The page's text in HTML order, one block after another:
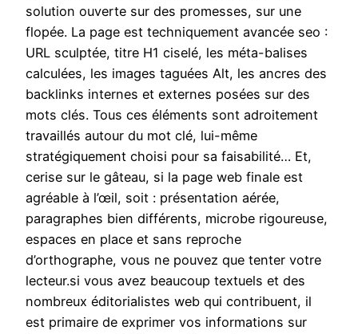
solution ouverte sur des promesses, sur une
flopée. La page est techniquement avancée seo :
URL sculptée, titre H1 ciselé, les méta-balises
calculées, les images taguées Alt, les ancres des
backlinks internes et externes posées sur des
mots clés. Tous ces éléments sont adroitement
travaillés autour du mot clé, lui-même
stratégiquement choisi pour sa faisabilité… Et,
cerise sur le gâteau, si la page web finale est
agréable à l’œil, soit : présentation aérée,
paragraphes bien différents, microbe rigoureuse,
espaces en place et sans reproche
d’orthographe, vous ne pouvez que tenter votre
lecteur.si vous avez beaucoup textuels et des
nombreux éditorialistes web qui contribuent, il
est primaire de exprimer vos informations sur